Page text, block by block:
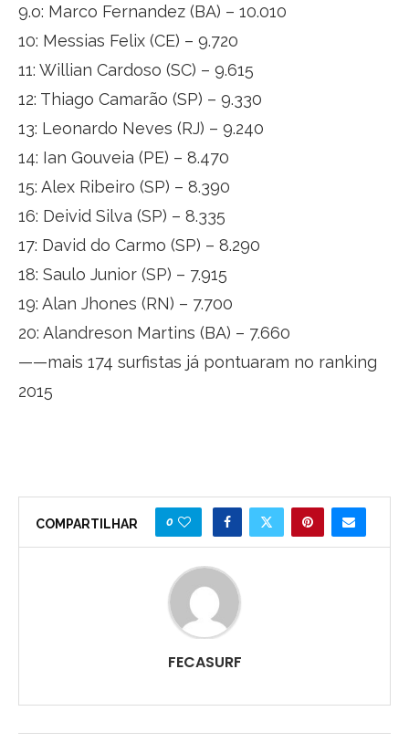
9.o: Marco Fernandez (BA) – 10.010
10: Messias Felix (CE) – 9.720
11: Willian Cardoso (SC) – 9.615
12: Thiago Camarão (SP) – 9.330
13: Leonardo Neves (RJ) – 9.240
14: Ian Gouveia (PE) – 8.470
15: Alex Ribeiro (SP) – 8.390
16: Deivid Silva (SP) – 8.335
17: David do Carmo (SP) – 8.290
18: Saulo Junior (SP) – 7.915
19: Alan Jhones (RN) – 7.700
20: Alandreson Martins (BA) – 7.660
——mais 174 surfistas já pontuaram no ranking
2015
COMPARTILHAR 0
FECASURF